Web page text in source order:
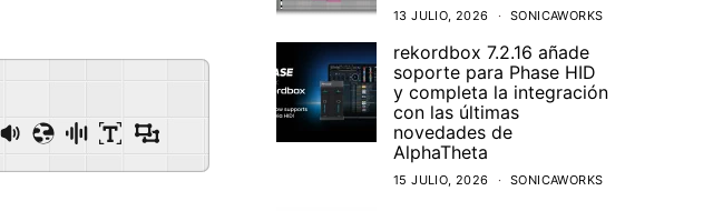
13 JULIO, 2026 SONICAWORKS
rekordbox 7.2.16 añade
soporte para Phase HID
y completa la integración
con las últimas
novedades de
AlphaTheta
15 JULIO, 2026 SONICAWORKS